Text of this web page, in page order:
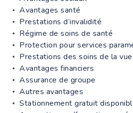
Avantages santé
Prestations d’invalidité
Régime de soins de santé
Protection pour services
Prestations des soins de la vue
Avantages financiers
Assurance de groupe
Autres avantages
Stationnement gratuit